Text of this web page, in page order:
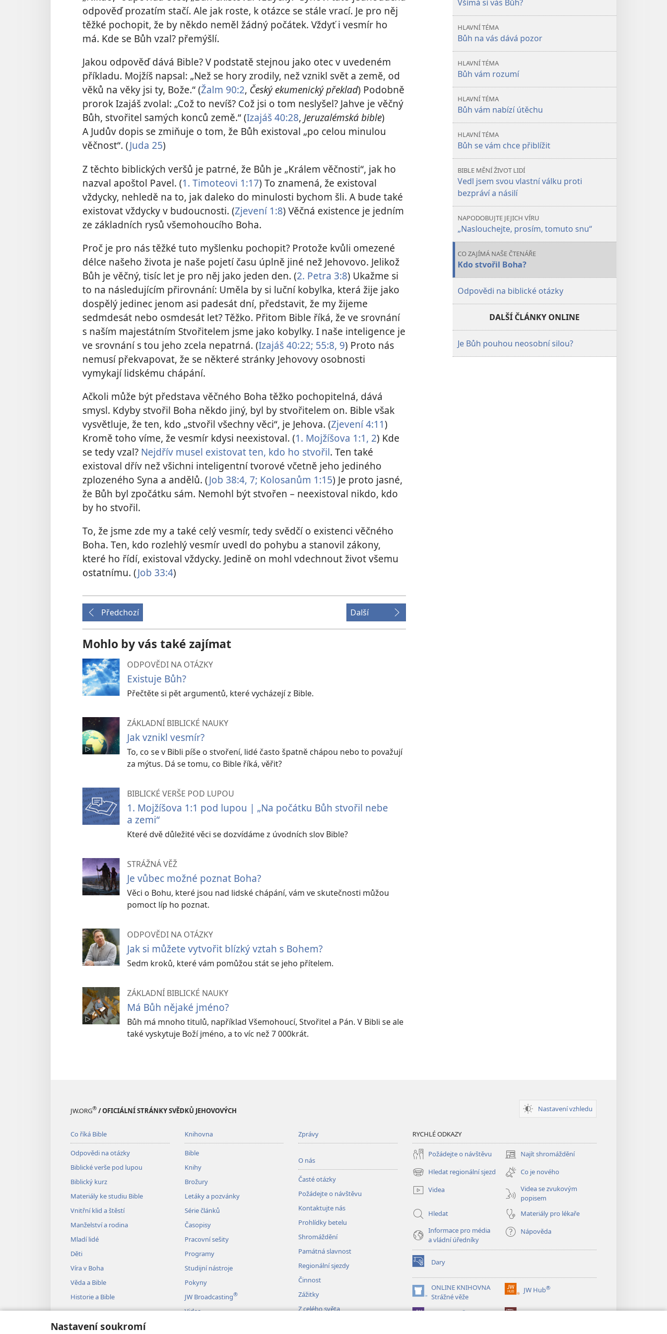
Nastavení soukromí
odpověď prozatím stačí. Ale jak roste, k otázce se stále vrací. Je pro něj
těžké pochopit, že by někdo neměl žádný počátek. Vždyť i vesmír ho
má. Kde se Bůh vzal? přemýšlí.
Jakou odpověď dává Bible? V podstatě stejnou jako otec v uvedeném
příkladu. Mojžíš napsal: „Než se hory zrodily, než vznikl svět a země, od
věků na věky jsi ty, Bože.“ (Žalm 90:2, Český ekumenický překlad) Podobně
prorok Izajáš zvolal: „Což to nevíš? Což jsi o tom neslyšel? Jahve je věčný
Bůh, stvořitel samých konců země.“ (Izajáš 40:28, Jeruzalémská bible)
A Judův dopis se zmiňuje o tom, že Bůh existoval „po celou minulou
věčnost“. (Juda 25)
Z těchto biblických veršů je patrné, že Bůh je „Králem věčnosti“, jak ho
nazval apoštol Pavel. (1. Timoteovi 1:17) To znamená, že existoval
vždycky, nehledě na to, jak daleko do minulosti bychom šli. A bude také
existovat vždycky v budoucnosti. (Zjevení 1:8) Věčná existence je jedním
ze základních rysů všemohoucího Boha.
Proč je pro nás těžké tuto myšlenku pochopit? Protože kvůli omezené
délce našeho života je naše pojetí času úplně jiné než Jehovovo. Jelikož
Bůh je věčný, tisíc let je pro něj jako jeden den. (2. Petra 3:8) Ukažme si
to na následujícím přirovnání: Uměla by si luční kobylka, která žije jako
dospělý jedinec jenom asi padesát dní, představit, že my žijeme
sedmdesát nebo osmdesát let? Těžko. Přitom Bible říká, že ve srovnání
s naším majestátním Stvořitelem jsme jako kobylky. I naše inteligence je
ve srovnání s tou jeho zcela nepatrná. (Izajáš 40:22; 55:8, 9) Proto nás
nemusí překvapovat, že se některé stránky Jehovovy osobnosti
vymykají lidskému chápání.
Ačkoli může být představa věčného Boha těžko pochopitelná, dává
smysl. Kdyby stvořil Boha někdo jiný, byl by stvořitelem on. Bible však
vysvětluje, že ten, kdo „stvořil všechny věci“, je Jehova. (Zjevení 4:11)
Kromě toho víme, že vesmír kdysi neexistoval. (1. Mojžíšova 1:1, 2) Kde
se tedy vzal? Nejdřív musel existovat ten, kdo ho stvořil. Ten také
existoval dřív než všichni inteligentní tvorové včetně jeho jediného
zplozeného Syna a andělů. (Job 38:4, 7; Kolosanům 1:15) Je proto jasné,
že Bůh byl zpočátku sám. Nemohl být stvořen – neexistoval nikdo, kdo
by ho stvořil.
To, že jsme zde my a také celý vesmír, tedy svědčí o existenci věčného
Boha. Ten, kdo rozlehlý vesmír uvedl do pohybu a stanovil zákony,
které ho řídí, existoval vždycky. Jedině on mohl vdechnout život všemu
ostatnímu. (Job 33:4)
Předchozí Další
Mohlo by vás také zajímat
ODPOVĚDI NA OTÁZKY
Existuje Bůh?
Přečtěte si pět argumentů, které vycházejí z Bible.
ZÁKLADNÍ BIBLICKÉ NAUKY
Jak vznikl vesmír?
To, co se v Bibli píše o stvoření, lidé často špatně chápou nebo to považují
za mýtus. Dá se tomu, co Bible říká, věřit?
BIBLICKÉ VERŠE POD LUPOU
1. Mojžíšova 1:1 pod lupou | „Na počátku Bůh stvořil nebe
a zemi“
Které dvě důležité věci se dozvídáme z úvodních slov Bible?
STRÁŽNÁ VĚŽ
Je vůbec možné poznat Boha?
Věci o Bohu, které jsou nad lidské chápání, vám ve skutečnosti můžou
pomoct líp ho poznat.
ODPOVĚDI NA OTÁZKY
Jak si můžete vytvořit blízký vztah s Bohem?
Sedm kroků, které vám pomůžou stát se jeho přítelem.
ZÁKLADNÍ BIBLICKÉ NAUKY
Má Bůh nějaké jméno?
Bůh má mnoho titulů, například Všemohoucí, Stvořitel a Pán. V Bibli se ale
také vyskytuje Boží jméno, a to víc než 7 000krát.
Všímá si vás Bůh?
HLAVNÍ TÉMA
Bůh na vás dává pozor
HLAVNÍ TÉMA
Bůh vám rozumí
HLAVNÍ TÉMA
Bůh vám nabízí útěchu
HLAVNÍ TÉMA
Bůh se vám chce přiblížit
BIBLE MĚNÍ ŽIVOT LIDÍ
Vedl jsem svou vlastní válku proti
bezpráví a násilí
NAPODOBUJTE JEJICH VÍRU
„Naslouchejte, prosím, tomuto snu“
CO ZAJÍMÁ NAŠE ČTENÁŘE
Kdo stvořil Boha?
Odpovědi na biblické otázky
DALŠÍ ČLÁNKY ONLINE
Je Bůh pouhou neosobní silou?
JW.ORG® / OFICIÁLNÍ STRÁNKY SVĚDKŮ JEHOVOVÝCH Nastavení vzhledu
Co říká Bible
Odpovědi na otázky
Biblické verše pod lupou
Biblický kurz
Materiály ke studiu Bible
Vnitřní klid a štěstí
Manželství a rodina
Mladí lidé
Děti
Víra v Boha
Věda a Bible
Historie a Bible
Knihovna
Bible
Knihy
Brožury
Letáky a pozvánky
Série článků
Časopisy
Pracovní sešity
Programy
Studijní nástroje
Pokyny
JW Broadcasting®
Videa
Zprávy
O nás
Časté otázky
Požádejte o návštěvu
Kontaktujte nás
Prohlídky betelu
Shromáždění
Památná slavnost
Regionální sjezdy
Činnost
Zážitky
Z celého světa
RYCHLÉ ODKAZY
Požádejte o návštěvu Najít shromáždění
(otevřeno
nové
okno)
Hledat regionální sjezd
(otevřeno
nové
okno)
Co je nového
Videa
Videa se zvukovým
popisem
Hledat
Materiály pro lékaře
Informace pro média
a vládní úředníky
Nápověda
Dary
(otevřeno
nové
okno)
ONLINE KNIHOVNA
Strážné věže
(otevřeno
nové
JW Hub®
(otevřeno
okno)
®